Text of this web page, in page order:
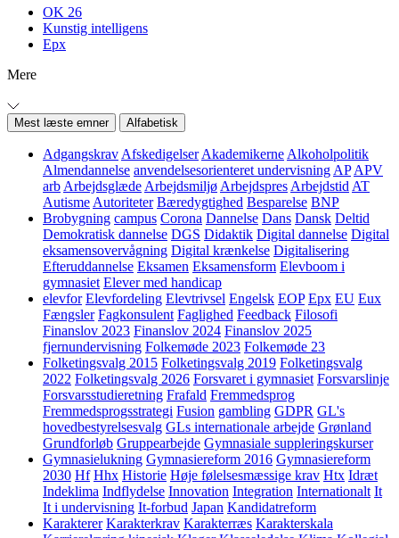
OK 26
Kunstig intelligens
Epx
Mere
Mest læste emner Alfabetisk
Adgangskrav Afskedigelser Akademikerne Alkoholpolitik
Almendannelse anvendelsesorienteret undervisning AP APV
arb Arbejdsglæde Arbejdsmiljø Arbejdspres Arbejdstid AT
Autisme Autoriteter Bæredygtighed Besparelse BNP
Brobygning campus Corona Dannelse Dans Dansk Deltid
Demokratisk dannelse DGS Didaktik Digital dannelse Digital
eksamensovervågning Digital krænkelse Digitalisering
Efteruddannelse Eksamen Eksamensform Elevboom i
gymnasiet Elever med handicap
elevfor Elevfordeling Elevtrivsel Engelsk EOP Epx EU Eux
Fængsler Fagkonsulent Faglighed Feedback Filosofi
Finanslov 2023 Finanslov 2024 Finanslov 2025
fjernundervisning Folkemøde 2023 Folkemøde 23
Folketingsvalg 2015 Folketingsvalg 2019 Folketingsvalg
2022 Folketingsvalg 2026 Forsvaret i gymnasiet Forsvarslinje
Forsvarsstudieretning Frafald Fremmedsprog
Fremmedsprogsstrategi Fusion gambling GDPR GL's
hovedbestyrelsesvalg GLs internationale arbejde Grønland
Grundforløb Gruppearbejde Gymnasiale suppleringskurser
Gymnasielukning Gymnasiereform 2016 Gymnasiereform
2030 Hf Hhx Historie Høje følelsesmæssige krav Htx Idræt
Indeklima Indflydelse Innovation Integration Internationalt It
It i undervisning It-forbud Japan Kandidatreform
Karakterer Karakterkrav Karakterræs Karakterskala